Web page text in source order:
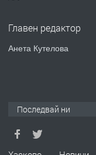
Главен редактор
Анета Кутелова
Последвай ни